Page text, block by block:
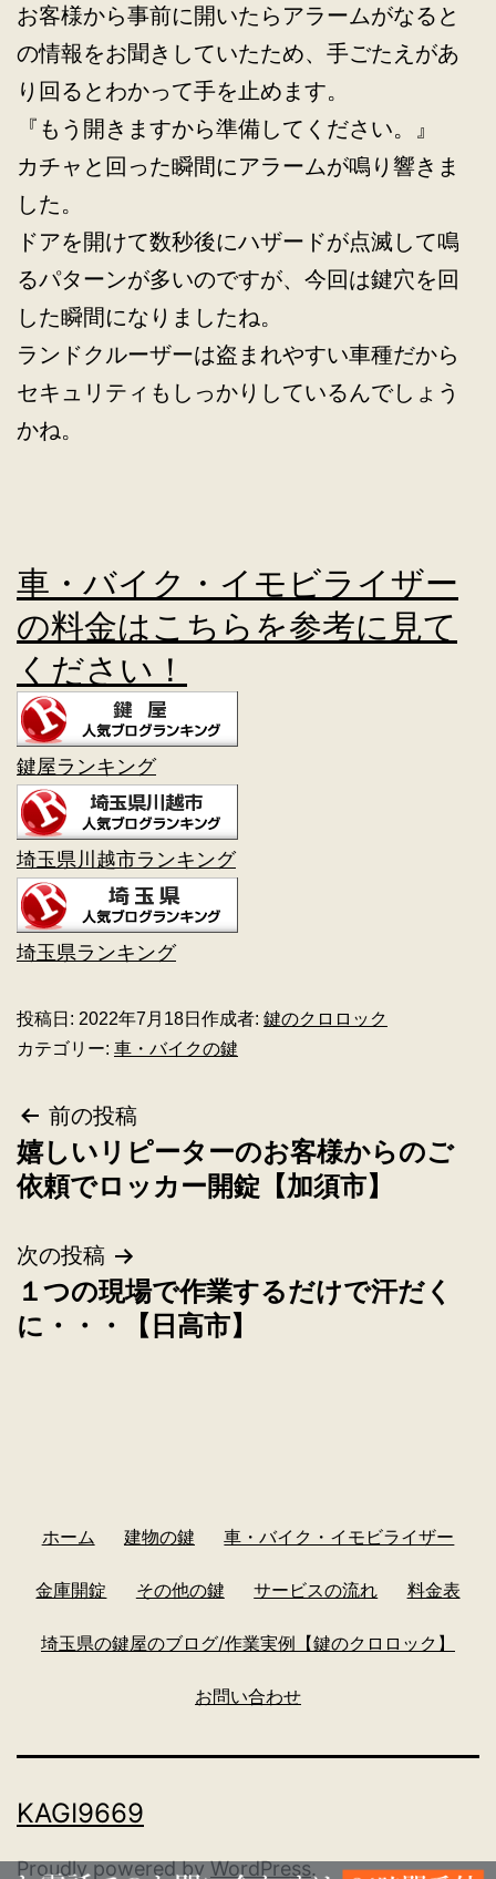
お客様から事前に開いたらアラームがなると
の情報をお聞きしていたため、手ごたえがあ
り回るとわかって手を止めます。
『もう開きますから準備してください。』
カチャと回った瞬間にアラームが鳴り響きま
した。
ドアを開けて数秒後にハザードが点滅して鳴
るパターンが多いのですが、今回は鍵穴を回
した瞬間になりましたね。
ランドクルーザーは盗まれやすい車種だから
セキュリティもしっかりしているんでしょう
かね。
車・バイク・イモビライザー
の料金はこちらを参考に見て
ください！
鍵屋ランキング
埼玉県川越市ランキング
埼玉県ランキング
投稿日: 2022年7月18日 作成者: 鍵のクロロック
カテゴリー: 車・バイクの鍵
前の投稿
嬉しいリピーターのお客様からのご
依頼でロッカー開錠【加須市】
次の投稿
１つの現場で作業するだけで汗だく
に・・・【日高市】
ホーム 建物の鍵 車・バイク・イモビライザー
金庫開錠 その他の鍵 サービスの流れ 料金表
埼玉県の鍵屋のブログ/作業実例【鍵のクロロック】
お問い合わせ
KAGI9669
Proudly powered byWordPress.